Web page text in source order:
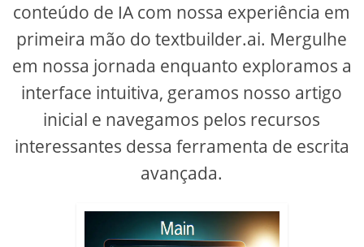
conteúdo de IA com nossa experiência em
primeira mão do textbuilder.ai. Mergulhe
em nossa jornada enquanto exploramos a
interface intuitiva, geramos nosso artigo
inicial e navegamos pelos recursos
interessantes dessa ferramenta de escrita
avançada.